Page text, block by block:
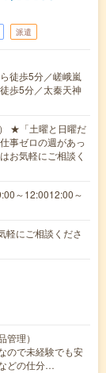
派遣
徒歩5分／嵯峨嵐
歩5分／太秦天神
★「土曜と日曜だ
事ゼロの週があっ
お気軽にご相談く
～12:0012:00～
にご相談くださ
理）
ので未経験でも安
どの仕分…